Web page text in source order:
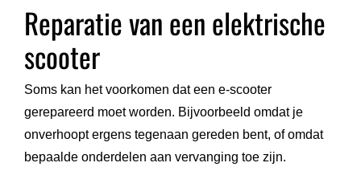
Reparatie van een elektrische
scooter
Soms kan het voorkomen dat een e-scooter
gerepareerd moet worden. Bijvoorbeeld omdat je
onverhoopt ergens tegenaan gereden bent, of omdat
bepaalde onderdelen aan vervanging toe zijn.